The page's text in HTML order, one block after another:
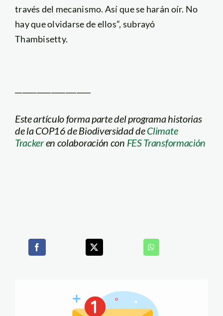
través del mecanismo. Así que se harán oír. No
hay que olvidarse de ellos”, subrayó
Thambisetty.
Este artículo forma parte del programa historias
de la COP16 de Biodiversidad deClimate
Trackeren colaboración con FES Transformación